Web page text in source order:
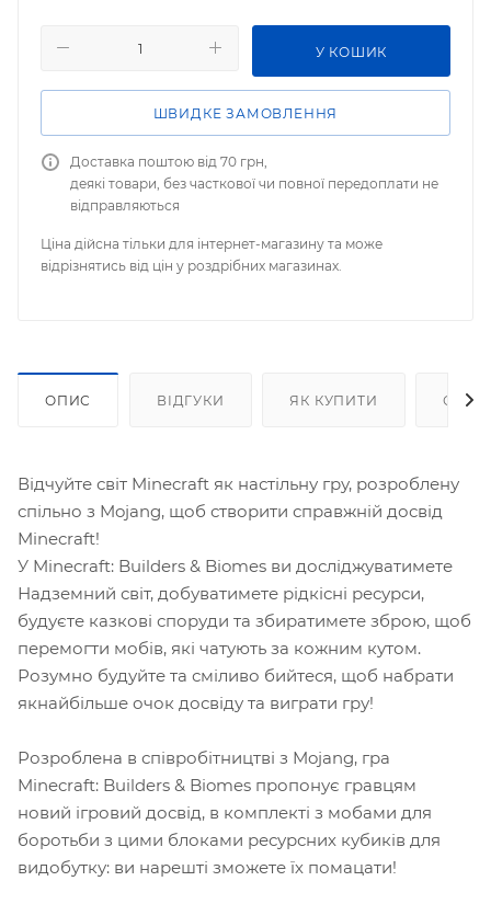
У КОШИК
ШВИДКЕ ЗАМОВЛЕННЯ
Доставка поштою від 70 грн,
деякі товари, без часткової чи повної передоплати не
відправляються
Ціна дійсна тільки для інтернет-магазину та може
відрізнятись від цін у роздрібних магазинах.
ОПИС ВІДГУКИ ЯК КУПИТИ
Відчуйте світ Minecraft як настільну гру, розроблену
спільно з Mojang, щоб створити справжній досвід
Minecraft!
У Minecraft: Builders & Biomes ви досліджуватимете
Надземний світ, добуватимете рідкісні ресурси,
будуєте казкові споруди та збиратимете зброю, щоб
перемогти мобів, які чатують за кожним кутом.
Розумно будуйте та сміливо бийтеся, щоб набрати
якнайбільше очок досвіду та виграти гру!
Розроблена в співробітництві з Mojang, гра
Minecraft: Builders & Biomes пропонує гравцям
новий ігровий досвід, в комплекті з мобами для
боротьби з цими блоками ресурсних кубиків для
видобутку: ви нарешті зможете їх помацати!